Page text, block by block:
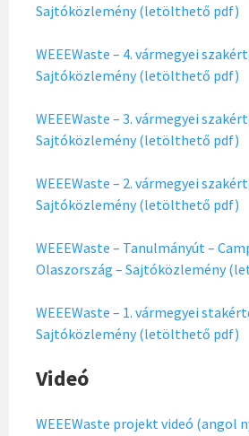
Sajtóközlemény (letölthető pdf)
WEEEWaste – 4. vármegyei
Sajtóközlemény (letölthető pdf)
WEEEWaste – 3. vármegyei
Sajtóközlemény (letölthető pdf)
WEEEWaste – 2. vármegyei
Sajtóközlemény (letölthető pdf)
WEEEWaste – Tanulmányút –
Olaszország – Sajtóközlemény
WEEEWaste – 1. vármegyei
Sajtóközlemény (letölthető pdf)
Videó
WEEEWaste projekt videó (angol